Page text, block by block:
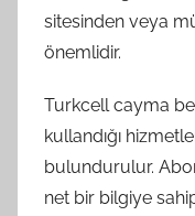
sitesinden veya
önemlidir.
Turkcell cayma
kullandığı
bulundurulur.
net bir bilgiye